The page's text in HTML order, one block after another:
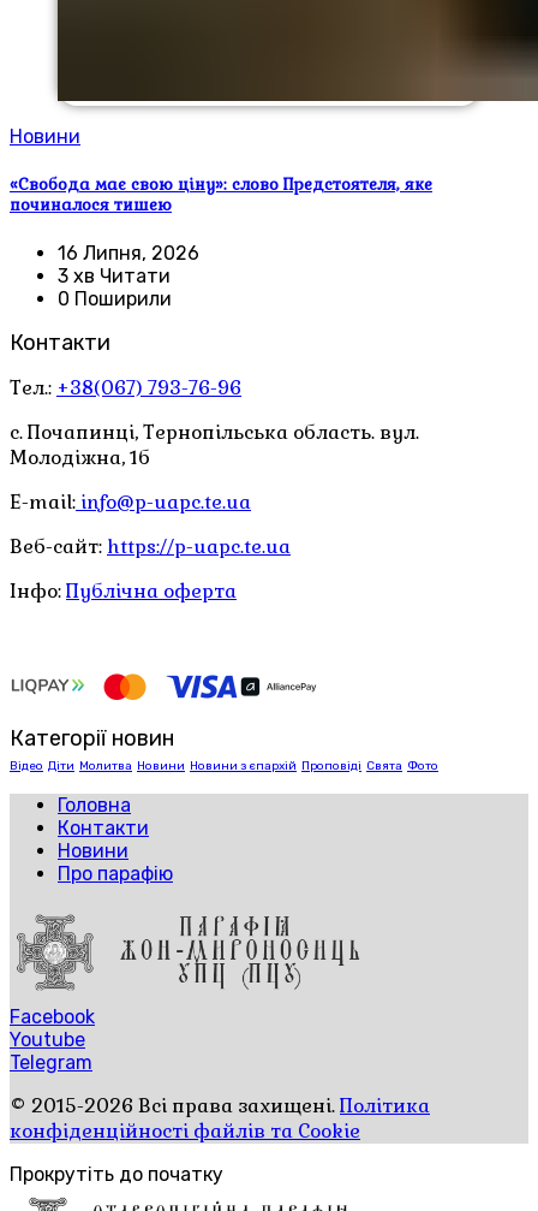
Новини
«Свобода має свою ціну»: слово Предстоятеля, яке
починалося тишею
16 Липня, 2026
3 хв Читати
0 Поширили
Контакти
Тел.: +38(067) 793-76-96
с. Почапинці, Тернопільська область. вул.
Молодіжна, 1б
E-mail: info@p-uapc.te.ua
Веб-сайт: https://p-uapc.te.ua
Інфо:Публічна оферта
Категорії новин
Відео Діти Молитва Новини Новини з єпархій Проповіді Свята Фото
Головна
Контакти
Новини
Про парафію
Facebook
Youtube
Telegram
© 2015-2026 Всі права захищені.Політика
конфіденційності файлів та Cookie
Прокрутіть до початку